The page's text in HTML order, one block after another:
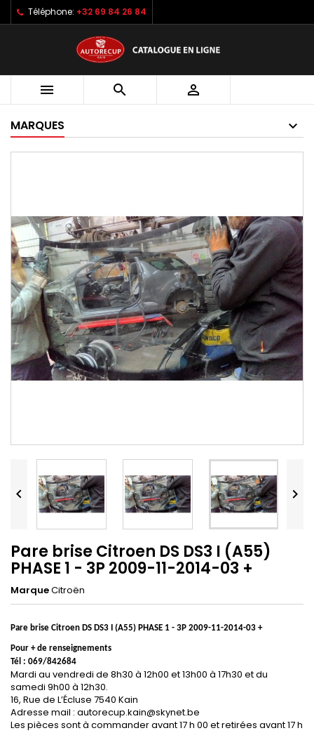
Téléphone: +32 69 84 26 84
  
MARQUES
 
Pare brise Citroen DS DS3 I (A55)
PHASE 1 - 3P 2009-11-2014-03 +
MarqueCitroën
Pare brise Citroen DS DS3 I (A55) PHASE 1 - 3P 2009-11-2014-03 +
Pour + de renseignements
Tél : 069/842684
Mardi au vendredi de 8h30 à 12h00 et 13h00 à 17h30 et du
samedi 9h00 à 12h30.
16, Rue de L’Écluse 7540 Kain
Adresse mail : autorecup.kain@skynet.be
Les pièces sont à commander avant 17 h 00 et retirées avant 17 h